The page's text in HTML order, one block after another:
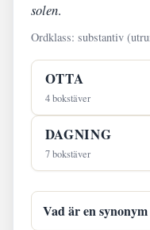
solen.
Ordklass: substantiv
OTTA
4 bokstäver
DAGNING
7 bokstäver
Vad är en